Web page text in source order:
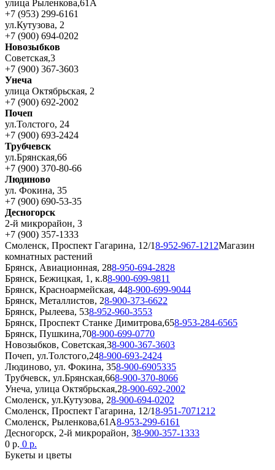
улица Рыленкова,61А
+7 (953) 299-6161
ул.Кутузова, 2
+7 (900) 694-0202
Новозыбков
Советская,3
+7 (900) 367-3603
Унеча
улица Октябрьская, 2
+7 (900) 692-2002
Почеп
ул.Толстого, 24
+7 (900) 693-2424
Трубчевск
ул.Брянская,66
+7 (900) 370-80-66
Людиново
ул. Фокина, 35
+7 (900) 690-53-35
Десногорск
2-й микрорайон, 3
+7 (900) 357-1333
Смоленск, Проспект Гагарина, 12/18-952-967-1212Магазин
комнатных растений
Брянск, Авиационная, 288-950-694-2828
Брянск, Бежицкая, 1, к.88-900-699-9811
Брянск, Красноармейская, 448-900-699-9044
Брянск, Металлистов, 28-900-373-6622
Брянск, Рылеева, 538-952-960-3553
Брянск, Проспект Станке Димитрова,658-953-284-6565
Брянск, Пушкина,708-900-699-0770
Новозыбков, Советская,38-900-367-3603
Почеп, ул.Толстого,248-900-693-2424
Людиново, ул. Фокина, 358-900-6905335
Трубчевск, ул.Брянская,668-900-370-8066
Унеча, улица Октябрьская,28-900-692-2002
Смоленск, ул.Кутузова, 28-900-694-0202
Смоленск, Проспект Гагарина, 12/18-951-7071212
Смоленск, Рыленкова,61А8-953-299-6161
Десногорск, 2-й микрорайон, 38-900-357-1333
0 р. 0 р.
Букеты и цветы